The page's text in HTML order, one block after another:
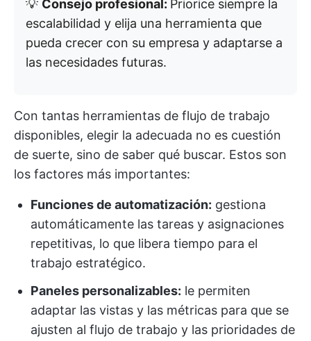
💡 Consejo profesional: Priorice siempre la
escalabilidad y elija una herramienta que
pueda crecer con su empresa y adaptarse a
las necesidades futuras.
Con tantas herramientas de flujo de trabajo
disponibles, elegir la adecuada no es cuestión
de suerte, sino de saber qué buscar. Estos son
los factores más importantes:
Funciones de automatización: gestiona
automáticamente las tareas y asignaciones
repetitivas, lo que libera tiempo para el
trabajo estratégico.
Paneles personalizables: le permiten
adaptar las vistas y las métricas para que se
ajusten al flujo de trabajo y las prioridades de